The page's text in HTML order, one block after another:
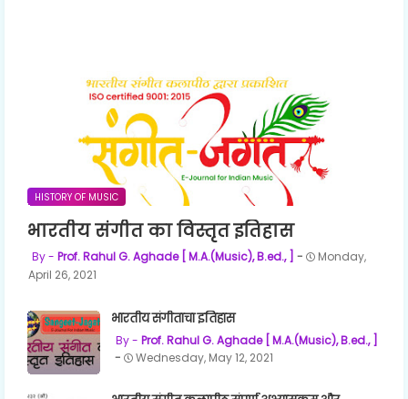
HISTORY OF MUSIC
भारतीय संगीत का विस्तृत इतिहास
Prof. Rahul G. Aghade [ M.A.(Music), B.ed., ]
Monday,
April 26, 2021
भारतीय संगीताचा इतिहास
Prof. Rahul G. Aghade [ M.A.(Music), B.ed., ]
Wednesday, May 12, 2021